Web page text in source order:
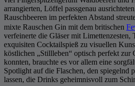
arrangierten, Löffel passgenau
Rauschbeeren im perfekten Abstand
mixte Rauschen Gin mit dem britischen
verfeinerte die Gläser mit Limettenzesten,
exquisiten Cocktailspieß zu visuellen
köstlichen „Stillleben“ optisch perfekt zur
konnten, brauchte es vor allem eine
Spotlight auf die Flaschen, den spiegelnd
lassen, die Drinks geheimnisvoll zum